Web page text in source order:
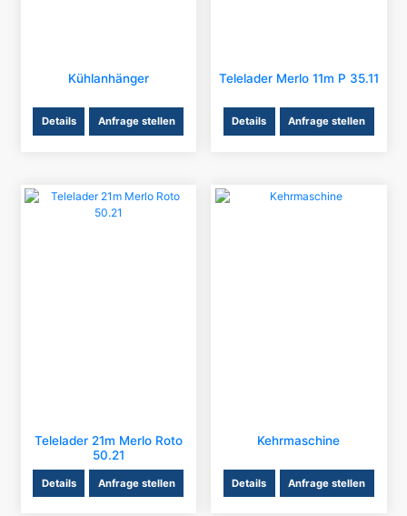
Kühlanhänger
Details Anfrage stellen
Telelader Merlo 11m P 35.11
Details Anfrage stellen
Telelader 21m Merlo Roto
50.21
Details Anfrage stellen
Kehrmaschine
Details Anfrage stellen